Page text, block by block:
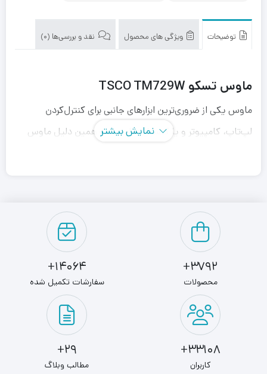
توضیحات ویژگی های محصول نقد و بررسی‌ها (0)
ماوس تسکو TSCO TM729W
ماوس یکی از ضروری‎‌ترین ابزارهای جانبی برای کنترل‌کردن
لپ‌تاپ، کامپیوتر و یا کنسول‌ها است. به همین دلیل ماوس
دنبال مدل‌های مختلفی باکیفیت‌های مختلف هستیم.
همان‌طور که نیاز افراد مختلف به ماوس ممکن است متفاوت
باشد، کارایی ماوس‌ها با یکدیگر متفاوت است. مسلماً کسانی
که نیازی به ماوس گیمینگ ندارند نمی‌خواهند هزینه زیادی
بکنند. این دسته از افراد ماوس‌های مینیمال و ساده را بیشتر
می‌پسندند.
نمایش بیشتر
3792+
محصولات
14064+
سفارشات تکمیل شده
33108+
کاربران
29+
مطالب وبلاگ